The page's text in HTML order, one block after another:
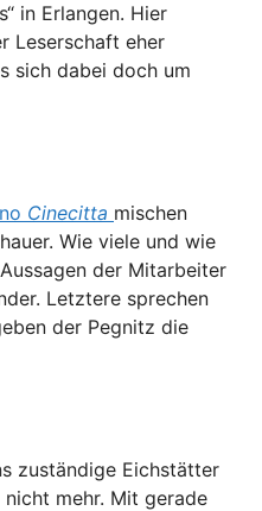
in Erlangen. Hier
Leserschaft eher
sich dabei doch um
Cinecitta mischen
Wie viele und wie
der Mitarbeiter
Letztere sprechen
der Pegnitz die
zuständige Eichstätter
mehr. Mit gerade